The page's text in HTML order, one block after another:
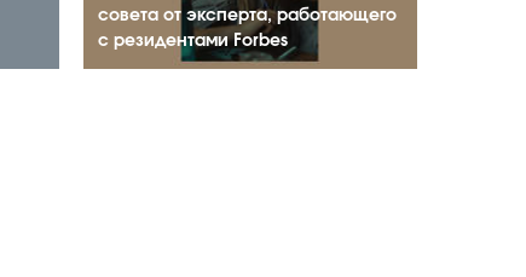
совета от эксперта, работающего
с резидентами Forbes